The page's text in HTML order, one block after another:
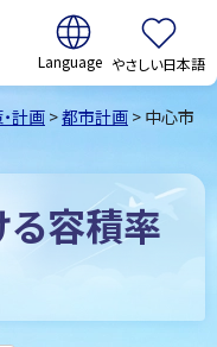
翻訳:
やさしい日本語
計画>都市計画 > 中心市
容積率